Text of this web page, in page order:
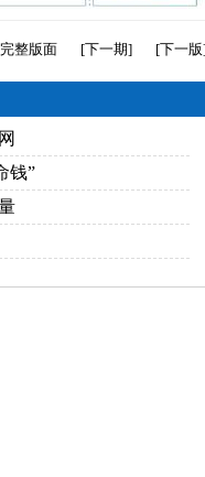
完整版面 [下一期] [下一版
钱”